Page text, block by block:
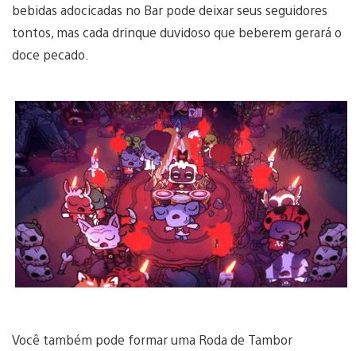
bebidas adocicadas no Bar pode deixar seus seguidores
tontos, mas cada drinque duvidoso que beberem gerará o
doce pecado.
Você também pode formar uma Roda de Tambor